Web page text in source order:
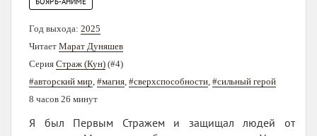
Год выхода: 2025
Читает Марат Дуняшев
Серия Страж (Кун) (#4)
#авторский мир #магия #сверхспособности #сильный герой
8 часов 26 минут
Я был Первым Стражем и защищал людей от